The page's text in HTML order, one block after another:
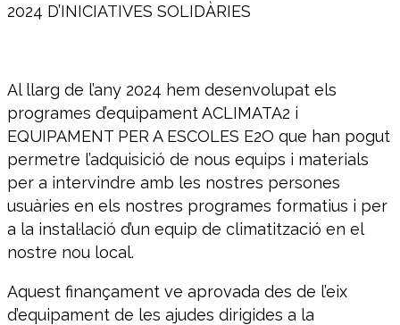
2024 D’INICIATIVES SOLIDÀRIES
Al llarg de l’any 2024 hem desenvolupat els
programes d’equipament ACLIMATA2 i
EQUIPAMENT PER A ESCOLES E2O que han pogut
permetre l’adquisició de nous equips i materials
per a intervindre amb les nostres persones
usuàries en els nostres programes formatius i per
a la instal·lació d’un equip de climatització en el
nostre nou local.
Aquest finançament ve aprovada des de l’eix
d’equipament de les ajudes dirigides a la